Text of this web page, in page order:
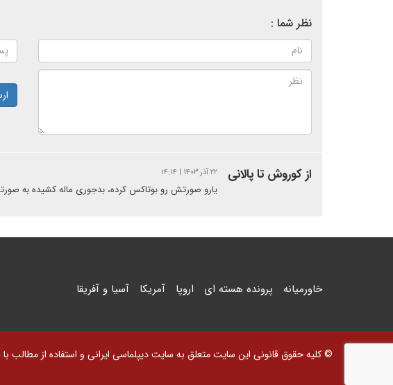
نظر شما :
از کوروش تا پالانی ۲۲ آذر ۱۴۰۳ | ۱۴:۱۴
یارو صورتش رو بوتاکس کرده، بدجوری ماله کشیده به
خاورمیانه پرونده هسته ای اروپا آمریکا آسیا و آفریقا
© کلیه حقوق قانونی این سایت متعلق به سایت دیپلماسی ایرانی و استفاده از مطالب با